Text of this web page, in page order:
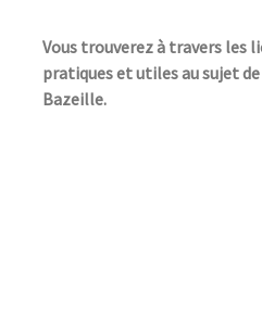
Vous trouverez à travers les
pratiques et utiles au sujet
Bazeille.